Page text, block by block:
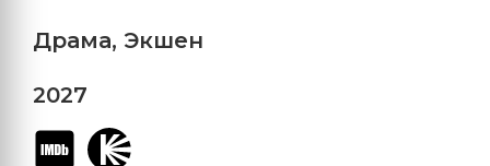
Драма, Экшен
2027